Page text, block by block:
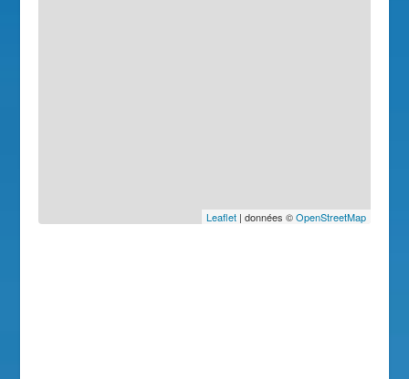
Leaflet| données ©OpenStreetMap